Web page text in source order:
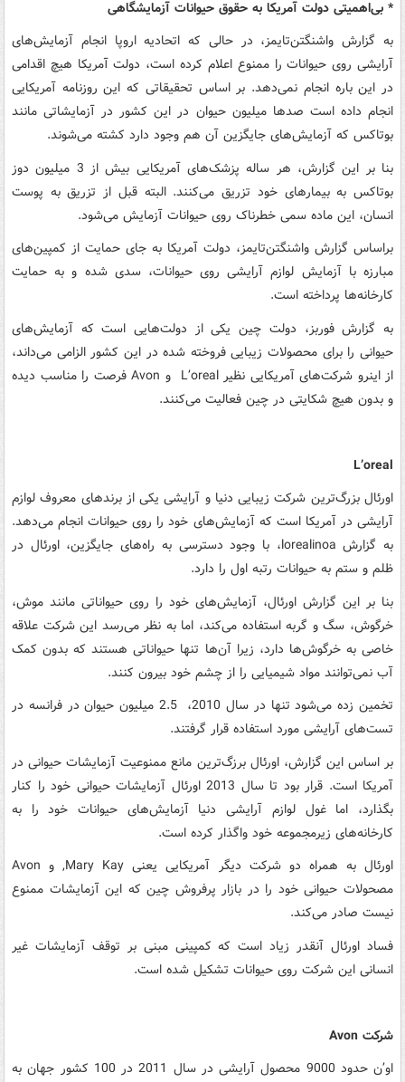
* بی‌اهمیتی دولت آمریکا به حقوق حیوانات آزمایشگاهی
به گزارش واشنگتن‌تایمز، در حالی که اتحادیه اروپا انجام آزمایش‌های
آرایشی روی حیوانات را ممنوع اعلام کرده است، دولت آمریکا هیچ اقدامی
در این باره انجام نمی‌دهد. بر اساس تحقیقاتی که این روزنامه آمریکایی
انجام داده است صدها میلیون حیوان در این کشور در ‌آزمایشاتی مانند
بوتاکس که آزمایش‌های جایگزین آن هم وجود دارد کشته می‌شوند.
بنا بر این گزارش، هر ساله پزشک‌های آمریکایی بیش از 3 میلیون دوز
بوتاکس به بیمارهای خود تزریق می‌کنند. البته قبل از تزریق به پوست
انسان، این ماده سمی خطرناک روی حیوانات آزمایش می‌شود.
براساس گزارش واشنگتن‌تایمز، دولت آمریکا به جای حمایت از کمپین‌های
مبارزه با آزمایش لوازم آرایشی روی حیوانات، سدی شده و به حمایت
کارخانه‌ها پرداخته است.
به گزارش فوربز، دولت چین یکی از دولت‌هایی است که آزمایش‌های
حیوانی را برای محصولات زیبایی فروخته شده در این کشور الزامی می‌داند،
از اینرو شرکت‌های آمریکایی نظیر L’oreal و Avon فرصت را مناسب دیده
و بدون هیچ شکایتی در چین فعالیت می‌کنند.
L’oreal
اورئال بزرگ‌ترین شرکت زیبایی دنیا و آرایشی یکی از برندهای معروف لوازم
آرایشی در آمریکا است که آزمایش‌های خود را روی حیوانات انجام می‌دهد.
به گزارش lorealinoa، با وجود دسترسی به راه‌های جایگزین، اورئال در
ظلم و ستم به حیوانات رتبه اول را دارد.
بنا بر این گزارش اورئال، آزمایش‌های خود را روی حیواناتی مانند موش،
خرگوش، سگ و گربه استفاده می‌‌کند، اما به نظر می‌رسد این شرکت علاقه
خاصی به خرگوش‌ها دارد، زیرا آن‌ها تنها حیواناتی هستند که بدون کمک
آب نمی‌توانند مواد شیمیایی را از چشم خود بیرون کنند.
تخمین زده می‌شود تنها در سال 2010، 2.5 میلیون حیوان در فرانسه در
تست‌های آرایشی مورد استفاده قرار گرفتند.
بر اساس این گزارش، اورئال برزگ‌ترین مانع ممنوعیت آزمایشات حیوانی در
آمریکا است. قرار بود تا سال 2013 اورئال آزمایشات حیوانی خود را کنار
بگذارد، اما غول لوازم آرایشی دنیا آزمایش‌های حیوانات خود را به
کارخانه‌های زیرمجموعه خود واگذار کرده است.
اورئال به همراه دو شرکت دیگر آمریکایی یعنی Mary Kay, و Avon
مصحولات حیوانی خود را در بازار پرفروش چین که این آزمایشات ممنوع
نیست صادر می‌کند.
فساد اورئال آنقدر زیاد است که کمپینی مبنی بر توقف آزمایشات غیر
انسانی این شرکت روی حیوانات تشکیل شده است.
شرکت Avon
او’ن حدود 9000 محصول آرایشی در سال 2011 در 100 کشور جهان به